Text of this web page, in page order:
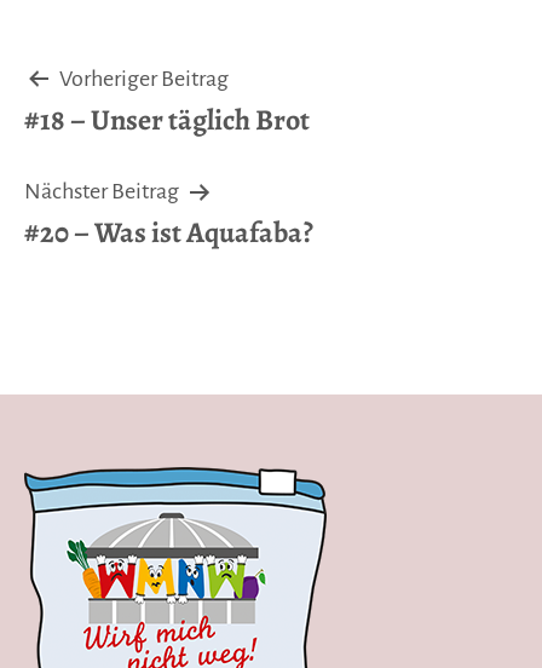
Beitragsnavigation
Vorheriger Beitrag
#18 – Unser täglich Brot
Nächster Beitrag
#20 – Was ist Aquafaba?